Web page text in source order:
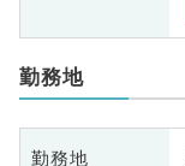
勤務地
勤務地